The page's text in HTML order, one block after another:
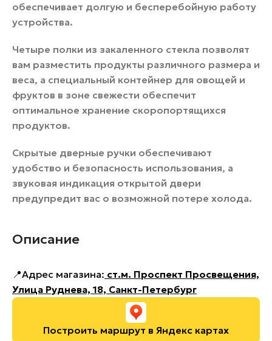
обеспечивает долгую и бесперебойную работу
устройства.
Четыре полки из закаленного стекла позволят
вам разместить продукты различного размера и
веса, а специальный контейнер для овощей и
фруктов в зоне свежести обеспечит
оптимальное хранение скоропортящихся
продуктов.
Скрытые дверные ручки обеспечивают
удобство и безопасность использования, а
звуковая индикация открытой двери
предупредит вас о возможной потере холода.
Описание
📍Адрес магазина: ст.м. Проспект Просвещения,
Улица Руднева, 18, Санкт-Петербург
Построить маршрут в Яндекс картах